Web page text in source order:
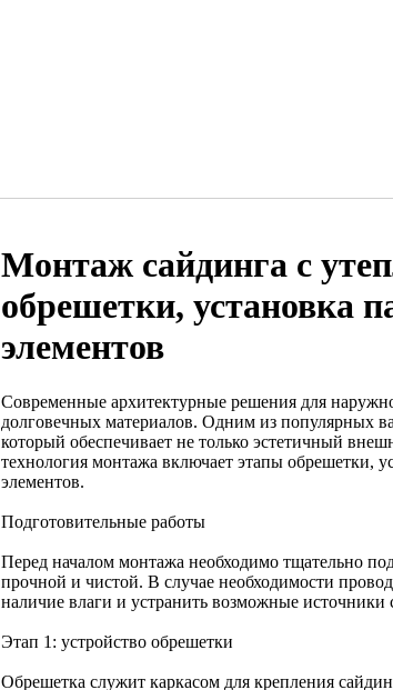
Монтаж сайдинга с
обрешетки, установка
элементов
Современные архитектурные решения для
долговечных материалов. Одним из популярных
который обеспечивает не только эстетичный
технология монтажа включает этапы обрешетки,
элементов.
Подготовительные работы
Перед началом монтажа необходимо тщательно
прочной и чистой. В случае необходимости
наличие влаги и устранить возможные
Этап 1: устройство обрешетки
Обрешетка служит каркасом для крепления